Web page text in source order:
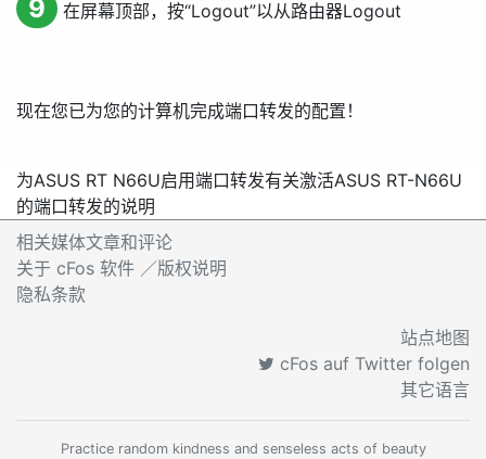
9 在屏幕顶部，按“Logout”以从路由器Logout
现在您已为您的计算机完成端口转发的配置！
为ASUS RT N66U启用端口转发有关激活ASUS RT-N66U
的端口转发的说明
相关媒体文章和评论
关于 cFos 软件 ／版权说明
隐私条款
站点地图
cFos auf Twitter folgen
其它语言
Practice random kindness and senseless acts of beauty